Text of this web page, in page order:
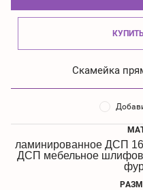
Скамейка
ламинированное ДСП
ДСП мебельное